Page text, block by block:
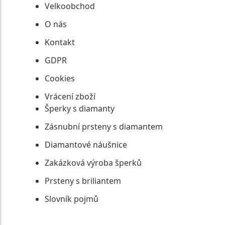
Velkoobchod
O nás
Kontakt
GDPR
Cookies
Vrácení zboží
Šperky s diamanty
Zásnubní prsteny s diamantem
Diamantové náušnice
Zakázková výroba šperků
Prsteny s briliantem
Slovník pojmů